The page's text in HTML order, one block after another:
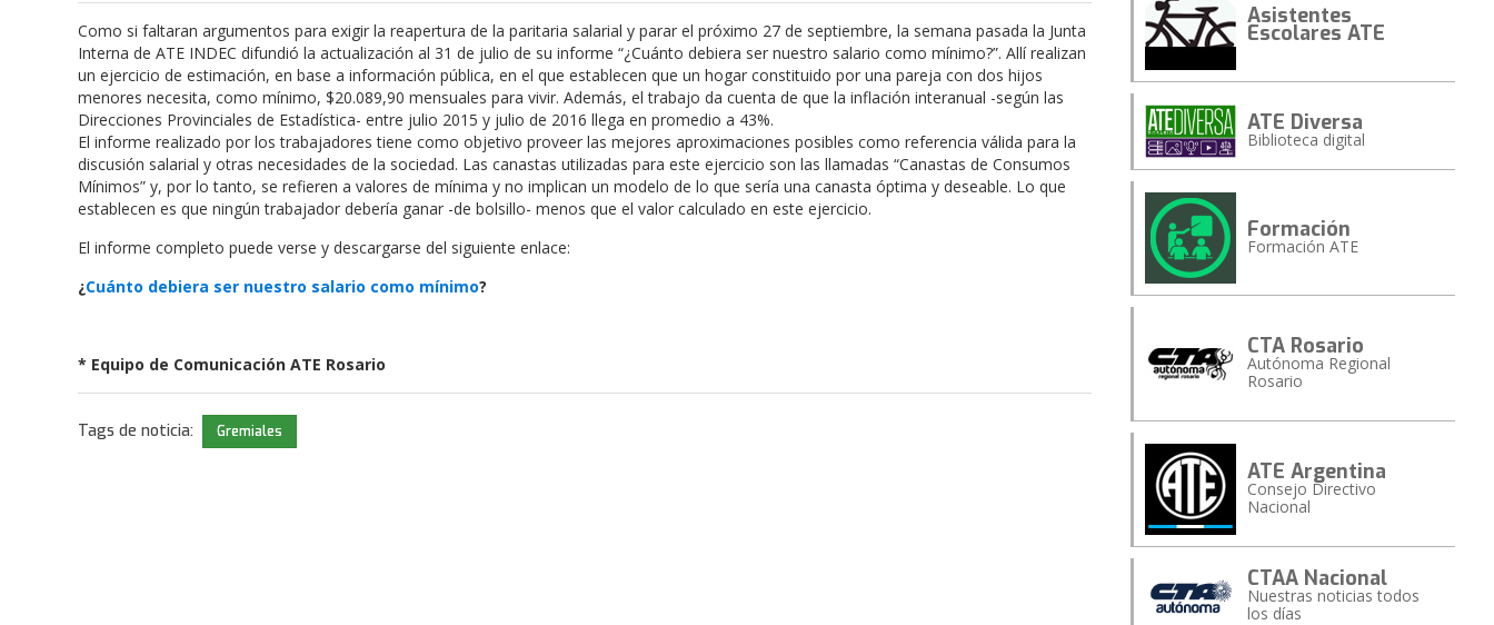
Como si faltaran argumentos para exigir la reapertura de la paritaria salarial y parar el próximo 27 de septiembre, la semana pasada la Junta
Interna de ATE INDEC difundió la actualización al 31 de julio de su informe “¿Cuánto debiera ser nuestro salario como mínimo?”. Allí realizan
un ejercicio de estimación, en base a información pública, en el que establecen que un hogar constituido por una pareja con dos hijos
menores necesita, como mínimo, $20.089,90 mensuales para vivir. Además, el trabajo da cuenta de que la inflación interanual -según las
Direcciones Provinciales de Estadística- entre julio 2015 y julio de 2016 llega en promedio a 43%.
El informe realizado por los trabajadores tiene como objetivo proveer las mejores aproximaciones posibles como referencia válida para la
discusión salarial y otras necesidades de la sociedad. Las canastas utilizadas para este ejercicio son las llamadas “Canastas de Consumos
Mínimos” y, por lo tanto, se refieren a valores de mínima y no implican un modelo de lo que sería una canasta óptima y deseable. Lo que
establecen es que ningún trabajador debería ganar -de bolsillo- menos que el valor calculado en este ejercicio.
El informe completo puede verse y descargarse del siguiente enlace:
¿Cuánto debiera ser nuestro salario como mínimo?
* Equipo de Comunicación ATE Rosario
Tags de noticia: Gremiales
Asistentes
Escolares ATE
ATE Diversa
Biblioteca digital
Formación
Formación ATE
CTA Rosario
Autónoma Regional
Rosario
ATE Argentina
Consejo Directivo
Nacional
CTAA Nacional
Nuestras noticias todos
los días